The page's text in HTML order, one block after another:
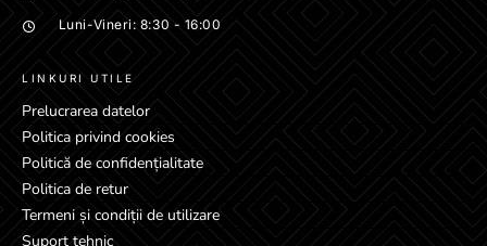
Luni-Vineri: 8:30 - 16:00
LINKURI UTILE
Prelucrarea datelor
Politica privind cookies
Politică de confidențialitate
Politica de retur
Termeni și condiții de utilizare
Suport tehnic